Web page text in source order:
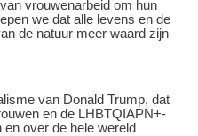
vrouwenarbeid om hun
we dat alle levens en de
de natuur meer waard zijn
van Donald Trump, dat
en de LHBTQIAPN+-
en over de hele wereld